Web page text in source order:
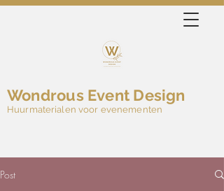
Wondrous Event Design
Huurmaterialen voor evenementen
Post